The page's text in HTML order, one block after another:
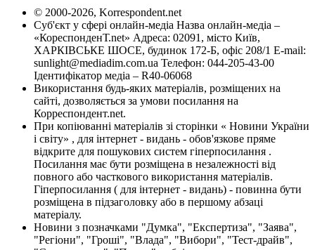
© 2000-2026, Korrespondent.net
Суб'єкт у сфері онлайн-медіа Назва онлайн-медіа –
«КореспонденТ.net» Адреса: 02091, місто Київ,
ХАРКІВСЬКЕ ШОСЕ, будинок 172-Б, офіс 208/1 E-mail:
sunlight@mediadim.com.ua Телефон: 044-205-43-00
Ідентифікатор медіа – R40-06068
Використання будь-яких матеріалів, розміщених на
сайті, дозволяється за умови посилання на
Корреспондент.net.
При копіюванні матеріалів зі сторінки « Новини України
і світу» , для інтернет - видань - обов'язкове пряме
відкрите для пошукових систем гіперпосилання .
Посилання має бути розміщена в незалежності від
повного або часткового використання матеріалів.
Гіперпосилання ( для інтернет - видань) - повинна бути
розміщена в підзаголовку або в першому абзаці
матеріалу.
Новини з позначками "Думка", "Експертиза", "Заява",
"Регіони", "Гроші", "Влада", "Вибори", "Тест-драйв",